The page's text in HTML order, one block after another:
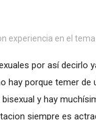
experiencia en el tema
por así decirlo
hay porque temer
y hay
siempre es